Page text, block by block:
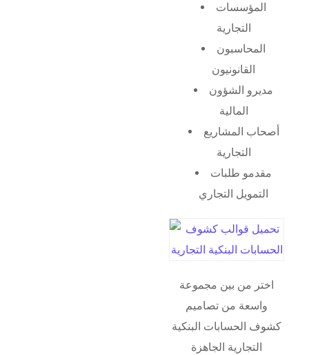
المؤسسات
التجارية
المحاسبون
القانونيون
مديرو الشؤون
المالية
أصحاب المشاريع
التجارية
مقدمو طلبات
التمويل التجاري
اختر من بين مجموعة
واسعة من تصاميم
كشوف الحسابات البنكية
التجارية الجاهزة